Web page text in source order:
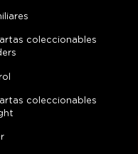
coleccionables
coleccionables